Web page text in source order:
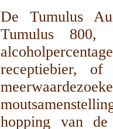
De Tumulus
Tumulus
receptiebier,
hopping van